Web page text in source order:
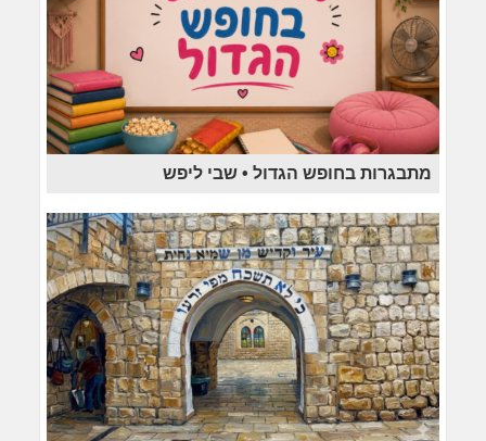
מתבגרות בחופש הגדול • שבי ליפש